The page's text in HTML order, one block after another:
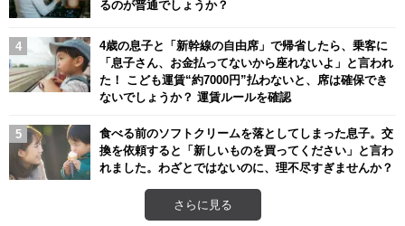
るのが普通でしょうか？
4歳の息子と「新幹線の自由席」で帰省したら、乗客に
「息子さん、お金払ってないから座れないよ」と言われ
た！ こども運賃“約7000円”払わないと、席は確保でき
ないでしょうか？ 運賃ルールを確認
食べる前のソフトクリームを落としてしまった息子。交
換を依頼すると「新しいものを買ってください」と言わ
れました。わざとではないのに、理不尽すぎませんか？
さらに見る